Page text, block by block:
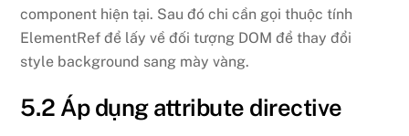
component hiện tại. Sau đó chi cần gọi thuộc tính
ElementRef để lấy về đối tượng DOM để thay đổi
style background sang mày vàng.
5.2 Áp dụng attribute directive